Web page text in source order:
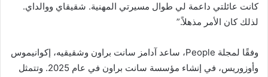
كانت عائلتي داعمة لي طوال مسيرتي المهنية. شقيقاي ووالداي.
لذلك كان الأمر مذهلاً.”
وفقًا لمجلة People، ساعد آدامز سانت براون وشقيقيه، إكوانيموس
وأوزوريس، في إنشاء مؤسسة سانت براون في عام 2025. وتتمثل